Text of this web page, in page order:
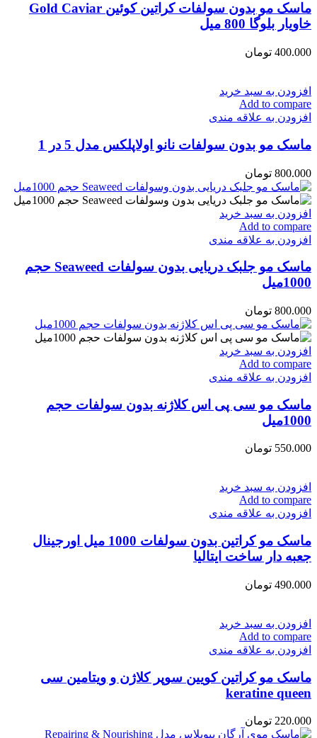
ماسک مو بدون سولفات کراتین کوئین Gold Caviar
خاویار بلوگا 800 میل
400.000 تومان
افزودن به سبد خرید
Add to compare
افزودن به علاقه مندی
ماسک مو بدون سولفات نانو اولاپلکس مدل 5 در 1
800.000 تومان
افزودن به سبد خرید
Add to compare
افزودن به علاقه مندی
ماسک مو جلبک دریایی بدون سولفات Seaweed حجم
1000میل
800.000 تومان
افزودن به سبد خرید
Add to compare
افزودن به علاقه مندی
ماسک مو سی پی اس کلاژنه بدون سولفات حجم
1000میل
550.000 تومان
افزودن به سبد خرید
Add to compare
افزودن به علاقه مندی
ماسک مو كراتين بدون سولفات 1000 میل اورجینال
جعبه دار ساخت ایتالیا
490.000 تومان
افزودن به سبد خرید
Add to compare
افزودن به علاقه مندی
ماسک مو کراتین کویین سوپر کلاژن و ویتامین سی
keratine queen
220.000 تومان